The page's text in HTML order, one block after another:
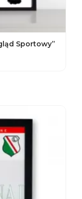
Sportowy”